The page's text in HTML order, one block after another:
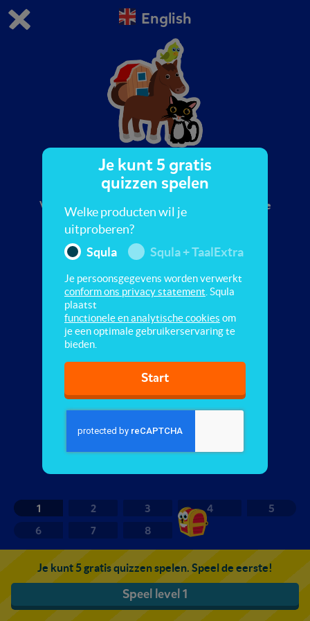
Dit is de gratis demo van Squla.
Bestel nu
1
English
Animals
Vergroot je woordenschat in deze quiz. Leer de
Engelse woorden voor dieren zoals paarden,
koeien, konijnen en schapen.
1 2 3 4
5
6
7 8
Je kunt 5 gratis quizzen spelen. Speel de eerste!
Speel level 1
Je kunt 5 gratis
quizzen spelen
Welke producten wil je
uitproberen?
Squla
Squla + TaalExtra
Je persoonsgegevens worden verwerkt
conform ons privacy statement . Squla
plaatst
functionele en analytische cookies om
je een optimale gebruikerservaring te
bieden.
Start